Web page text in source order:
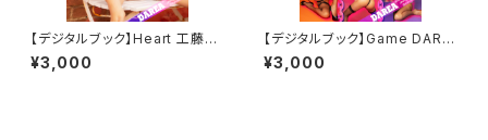
【デジタルブック】Heart 工藤え
れな DAREA Dream Factory
Magazine
¥3,000
【デジタルブック】Game DARE
A Dream Factory Magazine
¥3,000